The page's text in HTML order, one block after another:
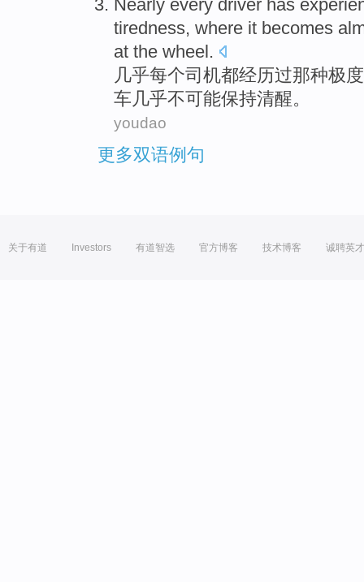
Nearly every driver has
tiredness, where it becomes
at the wheel.
几乎每个司机都经历过那种极度
车 几乎不可能保持清醒。
youdao
更多双语例句
关于有道 Investors 有道智选 官方博客 技术博客 诚聘英才